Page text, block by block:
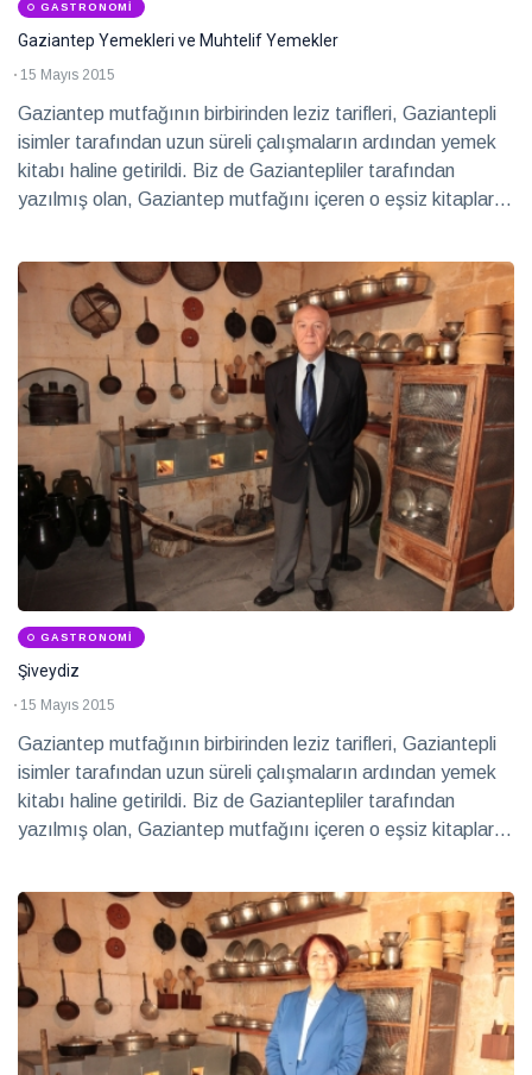
GASTRONOMI
Gaziantep Yemekleri ve Muhtelif Yemekler
15 Mayıs 2015
Gaziantep mutfağının birbirinden leziz tarifleri, Gaziantepli
isimler tarafından uzun süreli çalışmaların ardından yemek
kitabı haline getirildi. Biz de Gaziantepliler tarafından
yazılmış olan, Gaziantep mutfağını içeren o eşsiz kitapları
GASTRONOMI
Şiveydiz
15 Mayıs 2015
Gaziantep mutfağının birbirinden leziz tarifleri, Gaziantepli
isimler tarafından uzun süreli çalışmaların ardından yemek
kitabı haline getirildi. Biz de Gaziantepliler tarafından
yazılmış olan, Gaziantep mutfağını içeren o eşsiz kitapları